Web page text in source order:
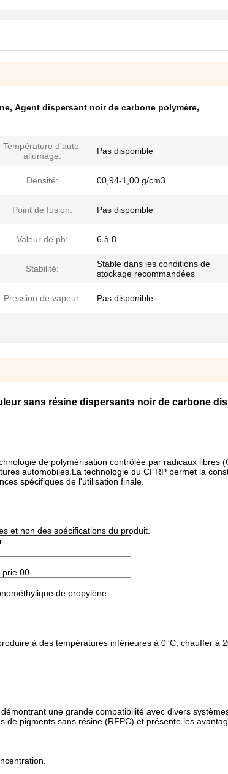
, Agent dispersant noir de carbone polymère,
Température d'auto-
allumage:
Pas disponible
Densité: 00,94-1,00 g/cm3
Point de fusion: Pas disponible
Valeur de ph: 6 à 8
Stabilité:
Stable dans les conditions de
stockage recommandées
Pression de vapeur: Pas disponible
sans résine dispersants noir de carbone
de polymérisation contrôlée par radicaux libres
automobiles.La technologie du CFRP permet la
spécifiques de l'utilisation finale.
et non des spécifications du produit.
prie.00
de propylène
à des températures inférieures à 0°C; chauffer à
une grande compatibilité avec divers
pigments sans résine (RFPC) et présente les